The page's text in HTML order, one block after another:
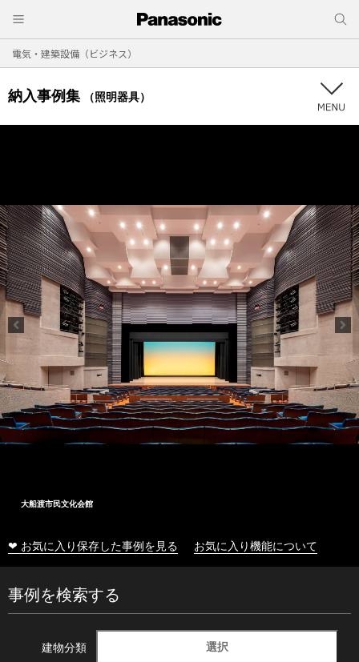
電気・建築設備（ビジネス）
納入事例集 （照明器具）
大船渡市民文化会館
❤ お気に入り保存した事例を見る お気に入り機能について
事例を検索する
建物分類 選択